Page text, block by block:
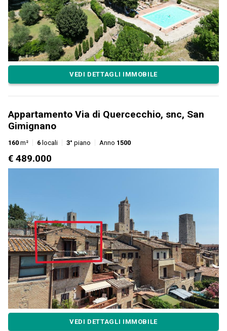
VEDI DETTAGLI IMMOBILE
Appartamento Via di Quercecchio, snc, San
Gimignano
160 m² 6 locali 3° piano Anno 1500
€ 489.000
VEDI DETTAGLI IMMOBILE